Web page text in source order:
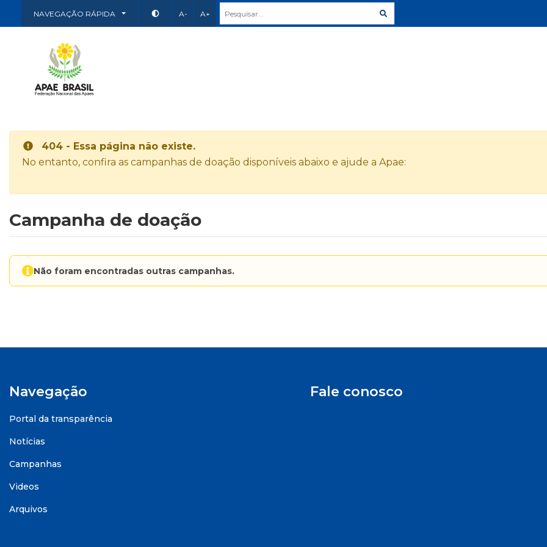
NAVEGAÇÃO RÁPIDA A- A+
404 - Essa página não existe.
No entanto, confira as campanhas de doação disponíveis abaixo e ajude a Apae:
Campanha de doação
Não foram encontradas outras campanhas.
Navegação
Portal da transparência
Notícias
Campanhas
Videos
Arquivos
Fale conosco